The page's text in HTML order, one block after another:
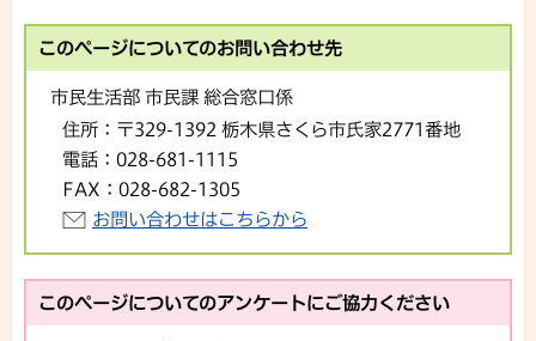
このページについてのお問い合わせ先
市民生活部 市民課 総合窓口係
住所： 〒329-1392 栃木県さくら市氏家2771番地
電話： 028-681-1115
FAX： 028-682-1305
お問い合わせはこちらから
このページについてのアンケートにご協力ください